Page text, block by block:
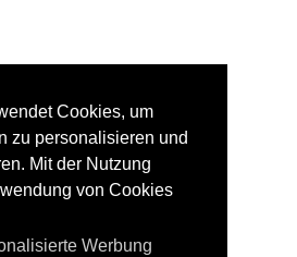
Cookies, um
zu personalisieren und
Mit der Nutzung
von Cookies
Werbung